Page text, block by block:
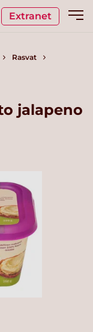
Extranet
Rasvat
jalapeno